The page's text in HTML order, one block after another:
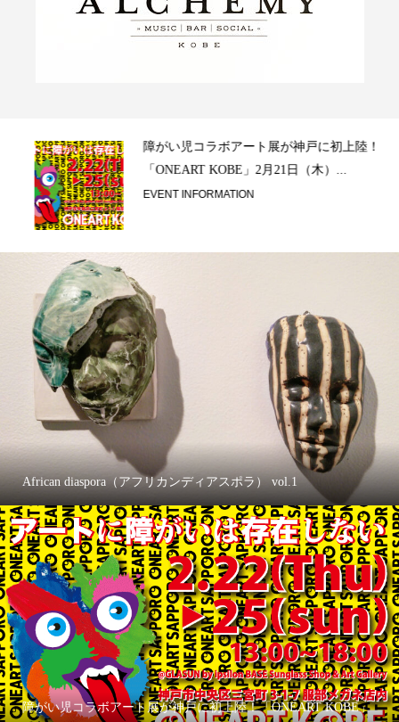
障がい児コラボアート展が神戸に初上陸！
「ONEART KOBE」2月21日（木）...
EVENT INFORMATION
African diaspora（アフリカンディアスポラ） vol.1
障がい児コラボアート展が神戸に初上陸！「ONEART KOBE」